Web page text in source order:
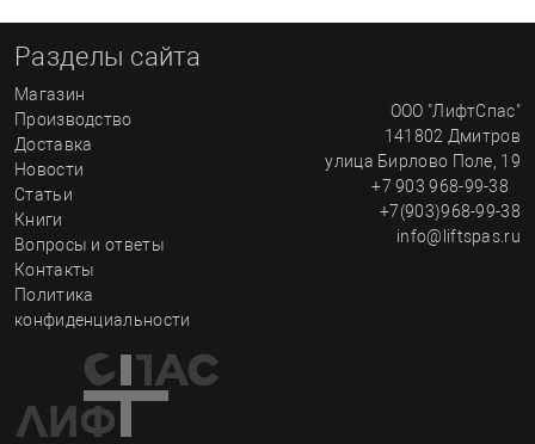
Разделы сайта
Магазин
Производство
Доставка
Новости
Статьи
Книги
Вопросы и ответы
Контакты
Политика
конфиденциальности
ООО "ЛифтСпас"
141802 Дмитров
улица Бирлово Поле, 19
+7 903 968-99-38
+7(903)968-99-38
info@liftspas.ru